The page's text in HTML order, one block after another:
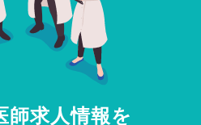
師求人情報を